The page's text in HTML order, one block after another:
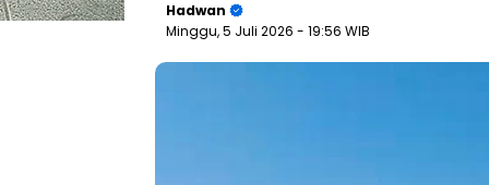
Hadwan
Minggu, 5 Juli 2026 - 19:56 WIB